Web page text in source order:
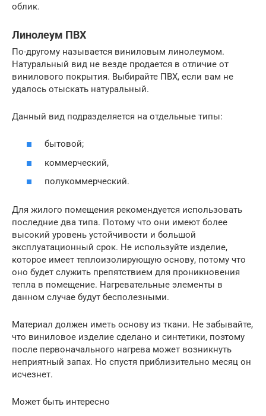
облик.
Линолеум ПВХ
По-другому называется виниловым линолеумом.
Натуральный вид не везде продается в отличие от
винилового покрытия. Выбирайте ПВХ, если вам не
удалось отыскать натуральный.
Данный вид подразделяется на отдельные типы:
бытовой;
коммерческий,
полукоммерческий.
Для жилого помещения рекомендуется использовать
последние два типа. Потому что они имеют более
высокий уровень устойчивости и большой
эксплуатационный срок. Не используйте изделие,
которое имеет теплоизолирующую основу, потому что
оно будет служить препятствием для проникновения
тепла в помещение. Нагревательные элементы в
данном случае будут бесполезными.
Материал должен иметь основу из ткани. Не забывайте,
что виниловое изделие сделано и синтетики, поэтому
после первоначального нагрева может возникнуть
неприятный запах. Но спустя приблизительно месяц он
исчезнет.
Может быть интересно